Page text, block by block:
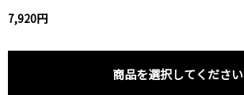
7,920円
商品を選択してください